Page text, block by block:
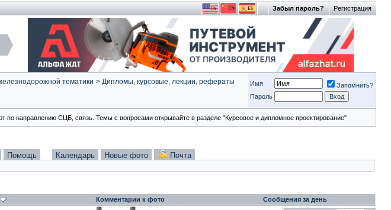
Регистрация
Забыл пароль?
тематики > Дипломы, курсовые, лекции, рефераты
Имя
Запомнить?
Пароль
по направлению СЦБ, связь. Темы с вопросами открывайте в разделе "Курсовое и дипломное проектирование"
Помощь Календарь Новые фото Почта
Комментарии к фото Сообщения за день